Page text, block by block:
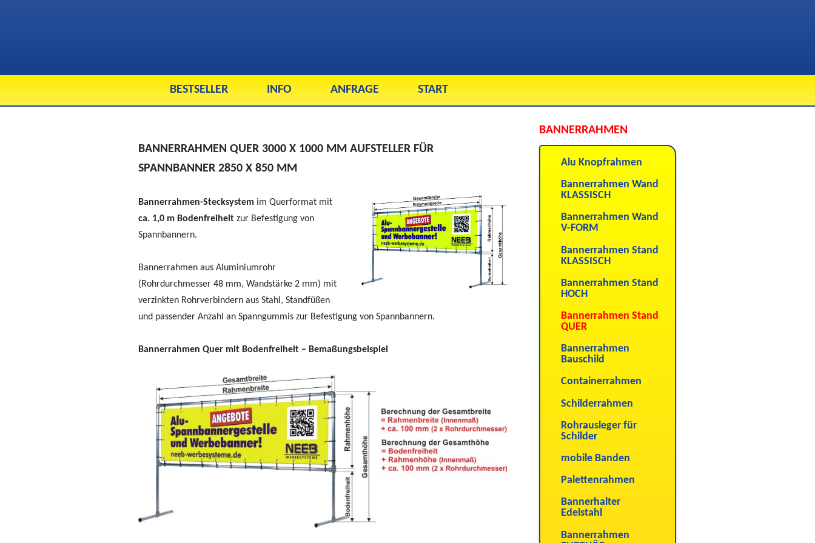
BESTSELLER INFO ANFRAGE START
BANNERRAHMEN QUER 3000 X 1000 MM AUFSTELLER FÜR
SPANNBANNER 2850 X 850 MM
Bannerrahmen-Stecksystem im Querformat mit
ca. 1,0 m Bodenfreiheit zur Befestigung von
Spannbannern.
Bannerrahmen aus Aluminiumrohr
(Rohrdurchmesser 48 mm, Wandstärke 2 mm) mit
verzinkten Rohrverbindern aus Stahl, Standfüßen
und passender Anzahl an Spanngummis zur Befestigung von Spannbannern.
Bannerrahmen Quer mit Bodenfreiheit – Bemaßungsbeispiel
BANNERRAHMEN
Alu Knopfrahmen
Bannerrahmen Wand
KLASSISCH
Bannerrahmen Wand
V-FORM
Bannerrahmen Stand
KLASSISCH
Bannerrahmen Stand
HOCH
Bannerrahmen Stand
QUER
Bannerrahmen
Bauschild
Containerrahmen
Schilderrahmen
Rohrausleger für
Schilder
mobile Banden
Palettenrahmen
Bannerhalter
Edelstahl
Bannerrahmen